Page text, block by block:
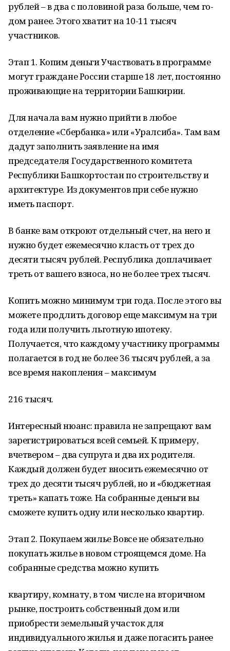
рублей – в два с половиной раза больше, чем го-
дом ранее. Этого хватит на 10-11 тысяч
участников.
Этап 1. Копим деньги Участвовать в программе
могут граждане России старше 18 лет, постоянно
проживающие на территории Башкирии.
Для начала вам нужно прийти в любое
отделение «Сбербанка» или «Уралсиба». Там вам
дадут заполнить заявление на имя
председателя Государственного комитета
Республики Башкортостан по строительству и
архитектуре. Из документов при себе нужно
иметь паспорт.
В банке вам откроют отдельный счет, на него и
нужно будет ежемесячно класть от трех до
десяти тысяч рублей. Республика доплачивает
треть от вашего взноса, но не более трех тысяч.
Копить можно минимум три года. После этого вы
можете продлить договор еще максимум на три
года или получить льготную ипотеку.
Получается, что каждому участнику программы
полагается в год не более 36 тысяч рублей, а за
все время накопления – максимум
216 тысяч.
Интересный нюанс: правила не запрещают вам
зарегистрироваться всей семьей. К примеру,
вчетвером – два супруга и два их родителя.
Каждый должен будет вносить ежемесячно от
трех до десяти тысяч рублей, но и «бюджетная
треть» капать тоже. На собранные деньги вы
сможете купить одну или несколько квартир.
Этап 2. Покупаем жилье Вовсе не обязательно
покупать жилье в новом строящемся доме. На
собранные средства можно купить
квартиру, комнату, в том числе на вторичном
рынке, построить собственный дом или
приобрести земельный участок для
индивидуального жилья и даже погасить ранее